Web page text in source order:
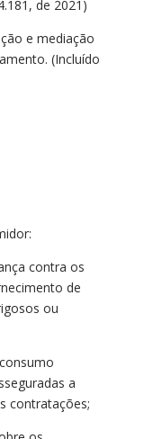
de 2021)
e mediação
(Incluído
contra os
de
ou
a
contratações;